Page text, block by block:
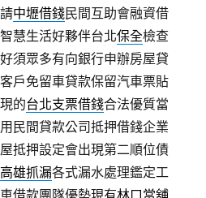
中壢借錢民間互助會融資借
慧生活好夥伴台北保全檢查
須眾多有向銀行申辦房屋貸
戶免留車貸款保留汽車票貼
的台北支票借錢合法優質當
民間貸款公司抵押借錢企業
抵押設定會出現第二順位債
高雄抓漏各式漏水處理鑑定工
借款團隊優勢現有林口當舖